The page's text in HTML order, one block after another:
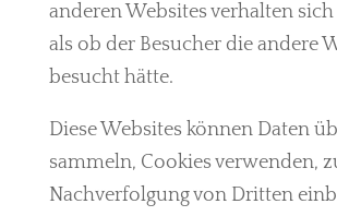
anderen Websites verhalten sich
als ob der Besucher die andere
besucht hätte.
Diese Websites können Daten
sammeln, Cookies verwenden,
Nachverfolgung von Dritten